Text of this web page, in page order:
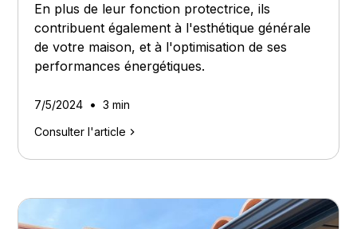
En plus de leur fonction protectrice, ils
contribuent également à l'esthétique générale
de votre maison, et à l'optimisation de ses
performances énergétiques.
7/5/2024 • 3 min
Consulter l'article